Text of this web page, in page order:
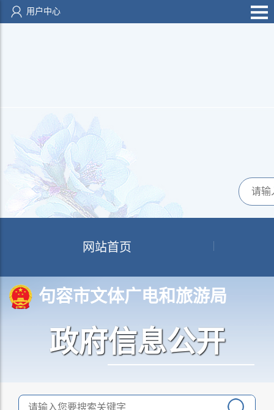
用户中心
网站首页
句容市文体广电和旅游局
政府信息公开